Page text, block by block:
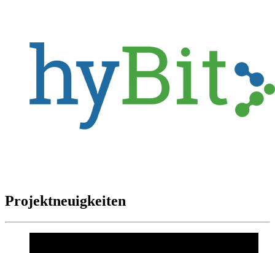
Projektneuigkeiten